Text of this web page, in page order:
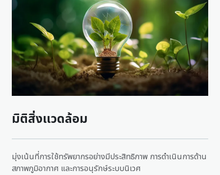
มิติสิ่งเเวดล้อม
มุ่งเน้นที่การใช้ทรัพยากรอย่างมีประสิทธิภาพ การดำเนินการด้าน
สภาพภูมิอากาศ และการอนุรักษ์ระบบนิเวศ